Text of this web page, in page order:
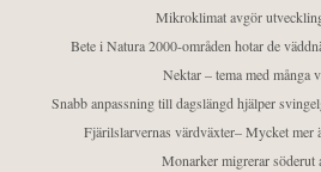
Mikroklimat avgör
Bete i Natura 2000-områden hotar de
Nektar – tema med många
Snabb anpassning till dagslängd hjälper
Fjärilslarvernas värdväxter– Mycket mer
Monarker migrerar söderut